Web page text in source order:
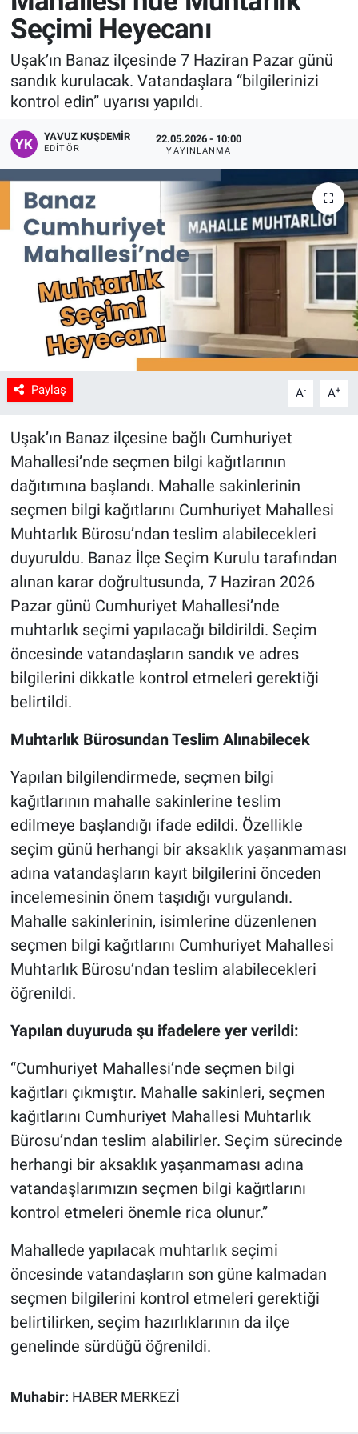
Seçimi Heyecanı
Uşak’ın Banaz ilçesinde 7 Haziran Pazar günü
sandık kurulacak. Vatandaşlara “bilgilerinizi
kontrol edin” uyarısı yapıldı.
YAVUZ KUŞDEMIR
EDITÖR
22.05.2026 - 10:00
YAYINLANMA
Paylaş A- A+
Uşak’ın Banaz ilçesine bağlı Cumhuriyet
Mahallesi’nde seçmen bilgi kağıtlarının
dağıtımına başlandı. Mahalle sakinlerinin
seçmen bilgi kağıtlarını Cumhuriyet Mahallesi
Muhtarlık Bürosu’ndan teslim alabilecekleri
duyuruldu. Banaz İlçe Seçim Kurulu tarafından
alınan karar doğrultusunda, 7 Haziran 2026
Pazar günü Cumhuriyet Mahallesi’nde
muhtarlık seçimi yapılacağı bildirildi. Seçim
öncesinde vatandaşların sandık ve adres
bilgilerini dikkatle kontrol etmeleri gerektiği
belirtildi.
Muhtarlık Bürosundan Teslim Alınabilecek
Yapılan bilgilendirmede, seçmen bilgi
kağıtlarının mahalle sakinlerine teslim
edilmeye başlandığı ifade edildi. Özellikle
seçim günü herhangi bir aksaklık yaşanmaması
adına vatandaşların kayıt bilgilerini önceden
incelemesinin önem taşıdığı vurgulandı.
Mahalle sakinlerinin, isimlerine düzenlenen
seçmen bilgi kağıtlarını Cumhuriyet Mahallesi
Muhtarlık Bürosu’ndan teslim alabilecekleri
öğrenildi.
Yapılan duyuruda şu ifadelere yer verildi:
“Cumhuriyet Mahallesi’nde seçmen bilgi
kağıtları çıkmıştır. Mahalle sakinleri, seçmen
kağıtlarını Cumhuriyet Mahallesi Muhtarlık
Bürosu’ndan teslim alabilirler. Seçim sürecinde
herhangi bir aksaklık yaşanmaması adına
vatandaşlarımızın seçmen bilgi kağıtlarını
kontrol etmeleri önemle rica olunur.”
Mahallede yapılacak muhtarlık seçimi
öncesinde vatandaşların son güne kalmadan
seçmen bilgilerini kontrol etmeleri gerektiği
belirtilirken, seçim hazırlıklarının da ilçe
genelinde sürdüğü öğrenildi.
Muhabir: HABER MERKEZİ
Manşet
Resmi İlanlar
Sağlık
Son Dakika
Spor
Uşak Haberleri